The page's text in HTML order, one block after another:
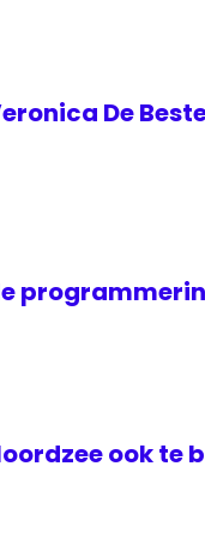
De
ook te